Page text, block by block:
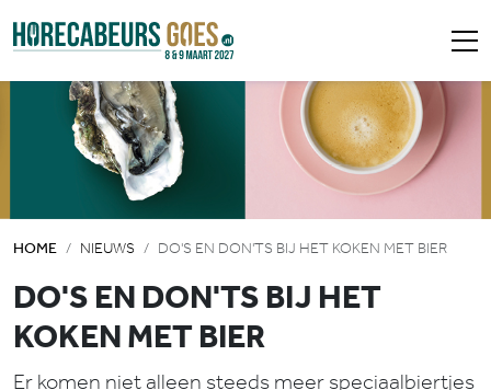
HOME NIEUWS DO'S EN DON'TS BIJ HET KOKEN MET BIER
DO'S EN DON'TS BIJ HET
KOKEN MET BIER
Er komen niet alleen steeds meer speciaalbiertjes